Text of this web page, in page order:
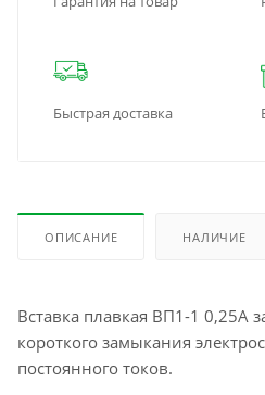
Быстрая доставка
ОПИСАНИЕ НАЛИЧИЕ
Вставка плавкая ВП1-1 0,25А
короткого замыкания
постоянного токов.